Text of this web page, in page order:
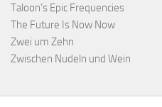
Taloon’s Epic Frequencies
The Future Is Now Now
Zwei um Zehn
Zwischen Nudeln und Wein